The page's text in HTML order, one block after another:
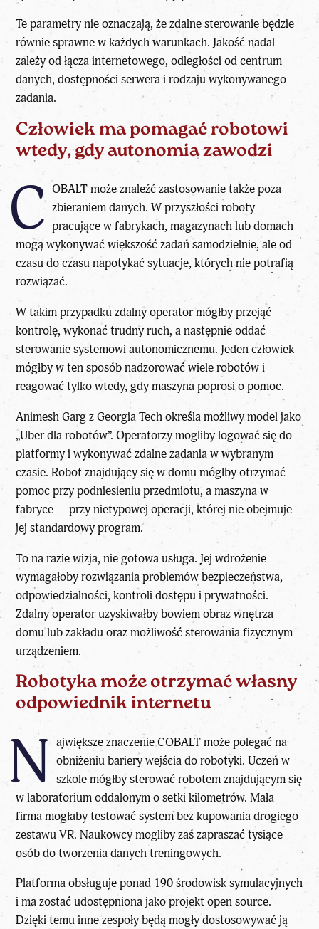
Te parametry nie oznaczają, że zdalne sterowanie będzie
równie sprawne w każdych warunkach. Jakość nadal
zależy od łącza internetowego, odległości od centrum
danych, dostępności serwera i rodzaju wykonywanego
zadania.
Człowiek ma pomagać robotowi
wtedy, gdy autonomia zawodzi
C OBALT może znaleźć zastosowanie także poza
zbieraniem danych. W przyszłości roboty
pracujące w fabrykach, magazynach lub domach
mogą wykonywać większość zadań samodzielnie, ale od
czasu do czasu napotykać sytuacje, których nie potrafią
rozwiązać.
W takim przypadku zdalny operator mógłby przejąć
kontrolę, wykonać trudny ruch, a następnie oddać
sterowanie systemowi autonomicznemu. Jeden człowiek
mógłby w ten sposób nadzorować wiele robotów i
reagować tylko wtedy, gdy maszyna poprosi o pomoc.
Animesh Garg z Georgia Tech określa możliwy model jako
„Uber dla robotów”. Operatorzy mogliby logować się do
platformy i wykonywać zdalne zadania w wybranym
czasie. Robot znajdujący się w domu mógłby otrzymać
pomoc przy podniesieniu przedmiotu, a maszyna w
fabryce — przy nietypowej operacji, której nie obejmuje
jej standardowy program.
To na razie wizja, nie gotowa usługa. Jej wdrożenie
wymagałoby rozwiązania problemów bezpieczeństwa,
odpowiedzialności, kontroli dostępu i prywatności.
Zdalny operator uzyskiwałby bowiem obraz wnętrza
domu lub zakładu oraz możliwość sterowania fizycznym
urządzeniem.
Robotyka może otrzymać własny
odpowiednik internetu
N ajwiększe znaczenie COBALT może polegać na
obniżeniu bariery wejścia do robotyki. Uczeń w
szkole mógłby sterować robotem znajdującym się
w laboratorium oddalonym o setki kilometrów. Mała
firma mogłaby testować system bez kupowania drogiego
zestawu VR. Naukowcy mogliby zaś zapraszać tysiące
osób do tworzenia danych treningowych.
Platforma obsługuje ponad 190 środowisk symulacyjnych
i ma zostać udostępniona jako projekt open source.
Dzięki temu inne zespoły będą mogły dostosowywać ją